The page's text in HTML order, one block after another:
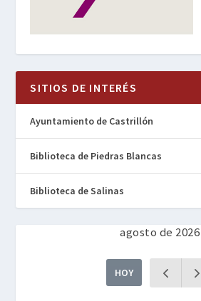
SITIOS DE INTERÉS
Ayuntamiento de Castrillón
Biblioteca de Piedras Blancas
Biblioteca de Salinas
agosto de 2026
HOY